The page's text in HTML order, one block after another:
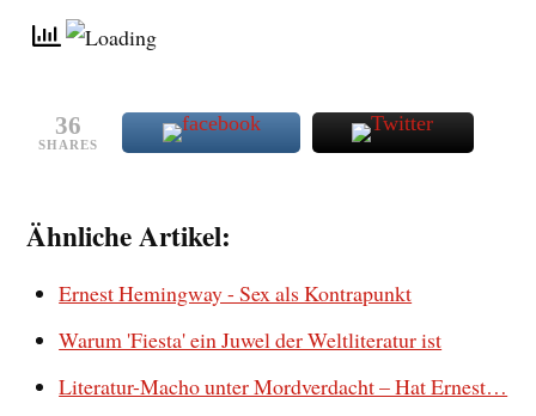
36
SHARES
Ähnliche Artikel:
Ernest Hemingway - Sex als Kontrapunkt
Warum 'Fiesta' ein Juwel der Weltliteratur ist
Literatur-Macho unter Mordverdacht – Hat Ernest…